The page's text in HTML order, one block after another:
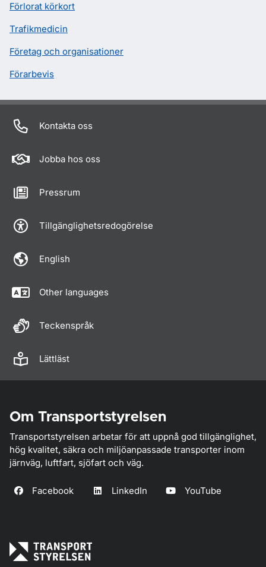
Förlorat körkort
Trafikmedicin
Företag och organisationer
Förarbevis
Kontakta oss
Jobba hos oss
Pressrum
Tillgänglighetsredogörelse
English
Other languages
Teckenspråk
Lättläst
Om Transportstyrelsen
Transportstyrelsen arbetar för att uppnå god tillgänglighet,
hög kvalitet, säkra och miljöanpassade transporter inom
järnväg, luftfart, sjöfart och väg.
Facebook LinkedIn YouTube